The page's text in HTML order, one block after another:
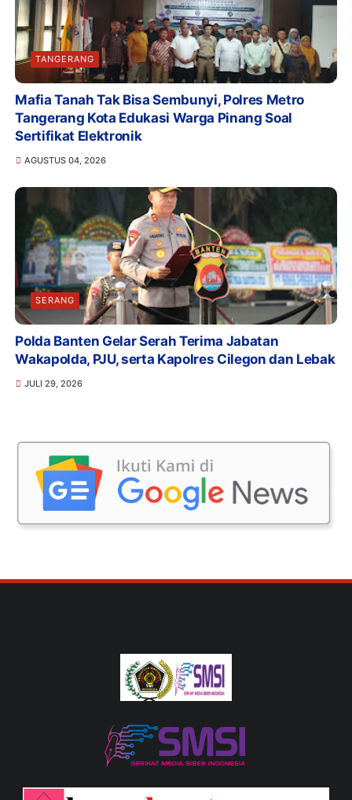
TANGERANG
Mafia Tanah Tak Bisa Sembunyi, Polres Metro
Tangerang Kota Edukasi Warga Pinang Soal
Sertifikat Elektronik
AGUSTUS 04, 2026
SERANG
Polda Banten Gelar Serah Terima Jabatan
Wakapolda, PJU, serta Kapolres Cilegon dan Lebak
JULI 29, 2026